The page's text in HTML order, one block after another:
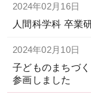
2024年02月16日
人間科学科 卒業
2024年02月10日
子どものまちづ
参画しました